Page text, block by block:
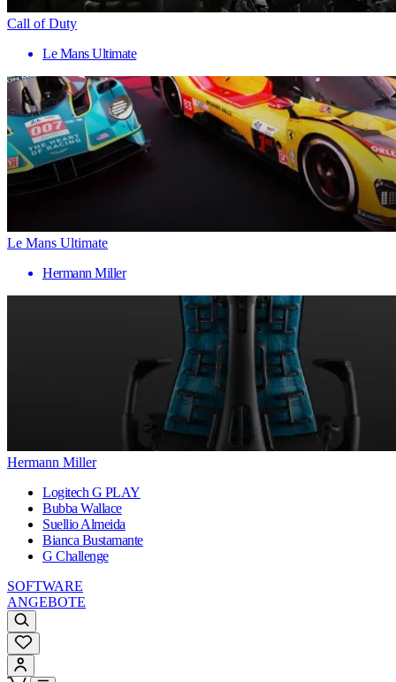
Call of Duty
Le Mans Ultimate
Le Mans Ultimate
Hermann Miller
Hermann Miller
Logitech G PLAY
Bubba Wallace
Suellio Almeida
Bianca Bustamante
G Challenge
SOFTWARE
ANGEBOTE